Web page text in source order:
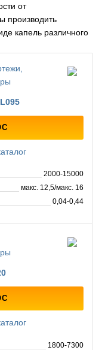
от
производить
капель различного
2000-15000
макс. 12,5/макс. 16
0,04-0,44
1800-7300